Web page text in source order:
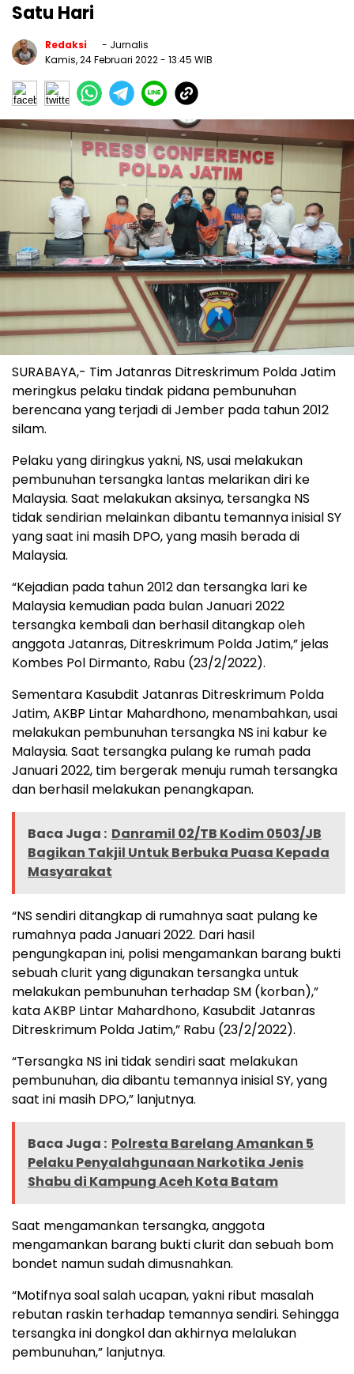
Satu Hari
Redaksi
- Jurnalis
Kamis, 24 Februari 2022- 13:45 WIB
SURABAYA,- Tim Jatanras Ditreskrimum Polda Jatim
meringkus pelaku tindak pidana pembunuhan
berencana yang terjadi di Jember pada tahun 2012
silam.
Pelaku yang diringkus yakni, NS, usai melakukan
pembunuhan tersangka lantas melarikan diri ke
Malaysia. Saat melakukan aksinya, tersangka NS
tidak sendirian melainkan dibantu temannya inisial SY
yang saat ini masih DPO, yang masih berada di
Malaysia.
“Kejadian pada tahun 2012 dan tersangka lari ke
Malaysia kemudian pada bulan Januari 2022
tersangka kembali dan berhasil ditangkap oleh
anggota Jatanras, Ditreskrimum Polda Jatim,” jelas
Kombes Pol Dirmanto, Rabu (23/2/2022).
Sementara Kasubdit Jatanras Ditreskrimum Polda
Jatim, AKBP Lintar Mahardhono, menambahkan, usai
melakukan pembunuhan tersangka NS ini kabur ke
Malaysia. Saat tersangka pulang ke rumah pada
Januari 2022, tim bergerak menuju rumah tersangka
dan berhasil melakukan penangkapan.
Baca Juga : Danramil 02/TB Kodim 0503/JB
Bagikan Takjil Untuk Berbuka Puasa Kepada
Masyarakat
“NS sendiri ditangkap di rumahnya saat pulang ke
rumahnya pada Januari 2022. Dari hasil
pengungkapan ini, polisi mengamankan barang bukti
sebuah clurit yang digunakan tersangka untuk
melakukan pembunuhan terhadap SM (korban),”
kata AKBP Lintar Mahardhono, Kasubdit Jatanras
Ditreskrimum Polda Jatim,” Rabu (23/2/2022).
“Tersangka NS ini tidak sendiri saat melakukan
pembunuhan, dia dibantu temannya inisial SY, yang
saat ini masih DPO,” lanjutnya.
Baca Juga : Polresta Barelang Amankan 5
Pelaku Penyalahgunaan Narkotika Jenis
Shabu di Kampung Aceh Kota Batam
Saat mengamankan tersangka, anggota
mengamankan barang bukti clurit dan sebuah bom
bondet namun sudah dimusnahkan.
“Motifnya soal salah ucapan, yakni ribut masalah
rebutan raskin terhadap temannya sendiri. Sehingga
tersangka ini dongkol dan akhirnya melalukan
pembunuhan,” lanjutnya.